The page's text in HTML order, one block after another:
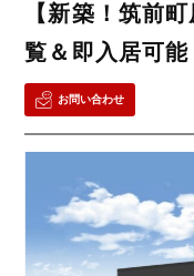
【新築！筑前
覧＆即入居可
お問い合わせ